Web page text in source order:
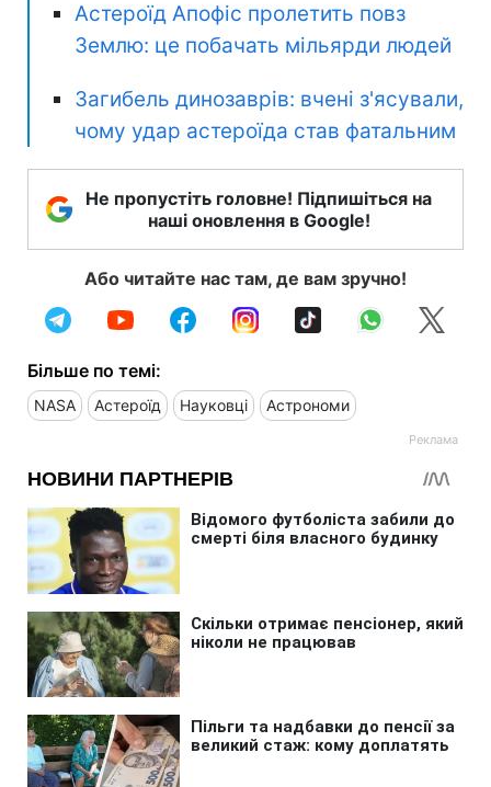
Астероїд Апофіс пролетить повз
Землю: це побачать мільярди людей
Загибель динозаврів: вчені з'ясували,
чому удар астероїда став фатальним
Не пропустіть головне! Підпишіться на
наші оновлення в Google!
Або читайте нас там, де вам зручно!
Більше по темі:
NASA Астероїд Науковці Астрономи